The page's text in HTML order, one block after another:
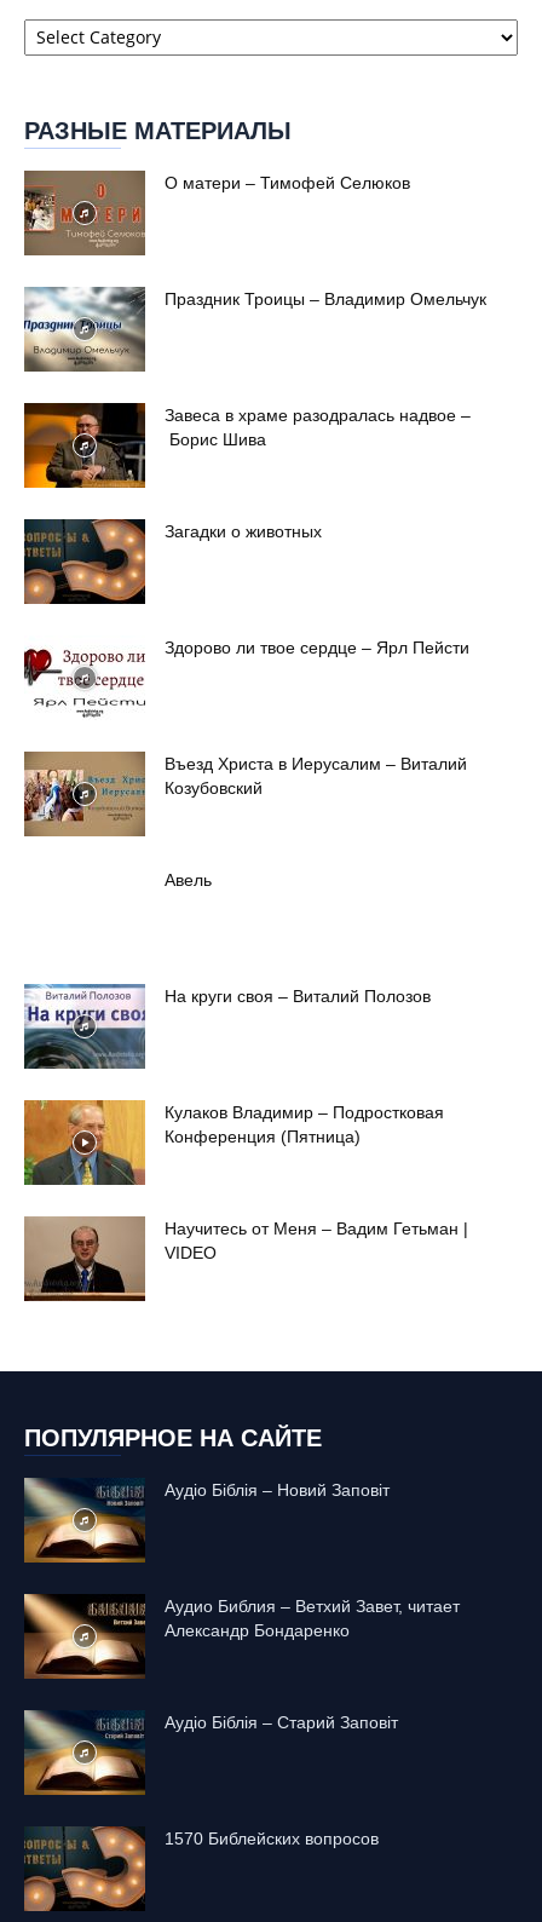
Категории
сайта
РАЗНЫЕ МАТЕРИАЛЫ
О матери – Тимофей Селюков
Праздник Троицы – Владимир Омельчук
Завеса в храме разодралась надвое –
Борис Шива
Загадки о животных
Здорово ли твое сердце – Ярл Пейсти
Въезд Христа в Иерусалим – Виталий
Козубовский
Авель
На круги своя – Виталий Полозов
Кулаков Владимир – Подростковая
Конференция (Пятница)
Научитесь от Меня – Вадим Гетьман |
VIDEO
ПОПУЛЯРНОЕ НА САЙТЕ
Аудіо Біблія – Новий Заповіт
Аудио Библия – Ветхий Завет, читает
Александр Бондаренко
Аудіо Біблія – Старий Заповіт
1570 Библейских вопросов